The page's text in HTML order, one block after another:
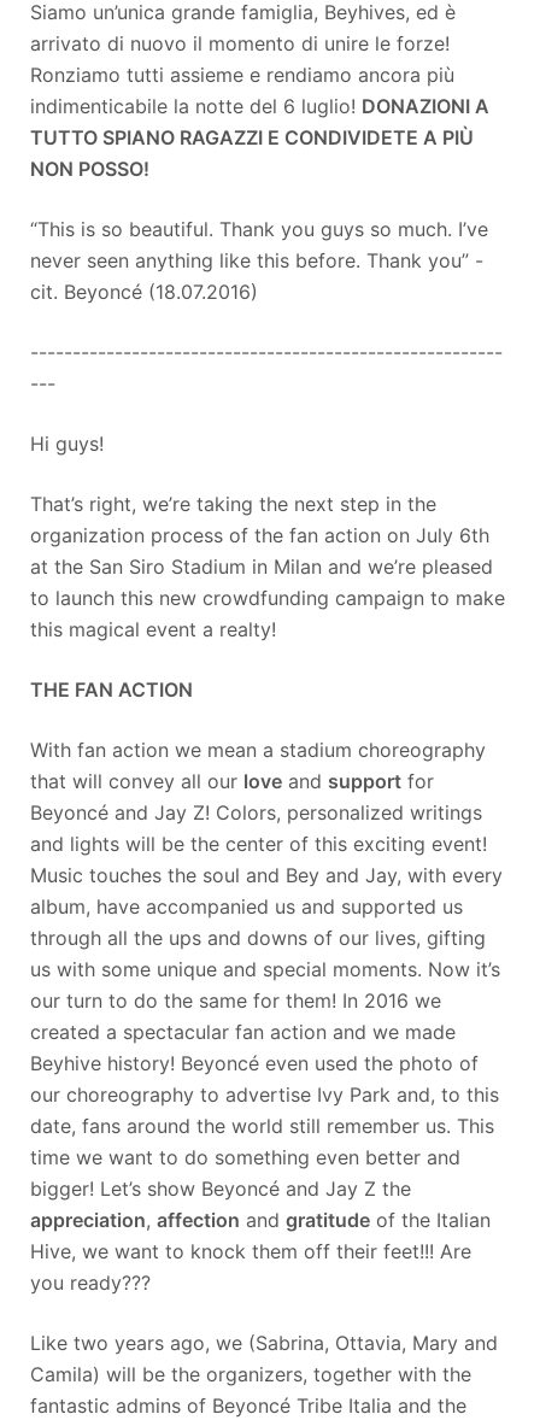
Siamo un’unica grande famiglia, Beyhives, ed è
arrivato di nuovo il momento di unire le forze!
Ronziamo tutti assieme e rendiamo ancora più
indimenticabile la notte del 6 luglio! DONAZIONI A
TUTTO SPIANO RAGAZZI E CONDIVIDETE A PIÙ
NON POSSO!
“This is so beautiful. Thank you guys so much. I’ve
never seen anything like this before. Thank you” -
cit. Beyoncé (18.07.2016)
--------------------------------------------------------
---
Hi guys!
That’s right, we’re taking the next step in the
organization process of the fan action on July 6th
at the San Siro Stadium in Milan and we’re pleased
to launch this new crowdfunding campaign to make
this magical event a realty!
THE FAN ACTION
With fan action we mean a stadium choreography
that will convey all our love and support for
Beyoncé and Jay Z! Colors, personalized writings
and lights will be the center of this exciting event!
Music touches the soul and Bey and Jay, with every
album, have accompanied us and supported us
through all the ups and downs of our lives, gifting
us with some unique and special moments. Now it’s
our turn to do the same for them! In 2016 we
created a spectacular fan action and we made
Beyhive history! Beyoncé even used the photo of
our choreography to advertise Ivy Park and, to this
date, fans around the world still remember us. This
time we want to do something even better and
bigger! Let’s show Beyoncé and Jay Z the
appreciation, affection and gratitude of the Italian
Hive, we want to knock them off their feet!!! Are
you ready???
Like two years ago, we (Sabrina, Ottavia, Mary and
Camila) will be the organizers, together with the
fantastic admins of Beyoncé Tribe Italia and the